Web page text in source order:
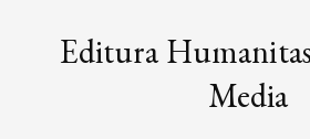
Editura
Media